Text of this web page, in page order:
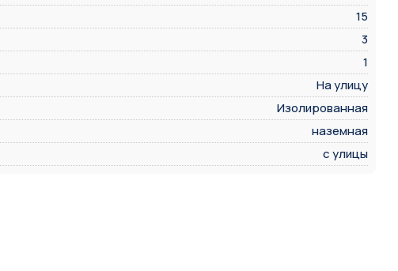
15
3
1
На улицу
Изолированная
наземная
с улицы